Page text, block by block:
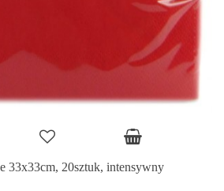
33x33cm, 20sztuk, intensywny